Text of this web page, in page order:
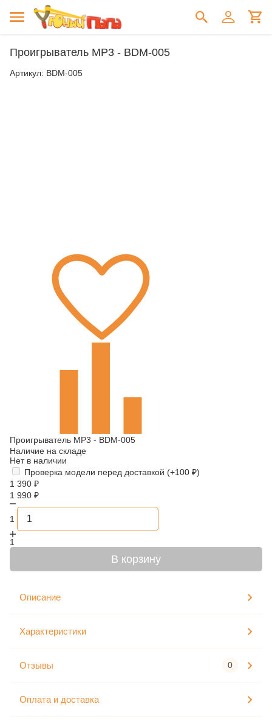
Проигрыватель MP3 - BDM-005
Артикул: BDM-005
Проигрыватель MP3 - BDM-005
Наличие на складе
Нет в наличии
Проверка модели перед доставкой (+100 ₽)
1 390 ₽
1 990 ₽
1
1
В корзину
Описание
Характеристики
Отзывы 0
Оплата и доставка